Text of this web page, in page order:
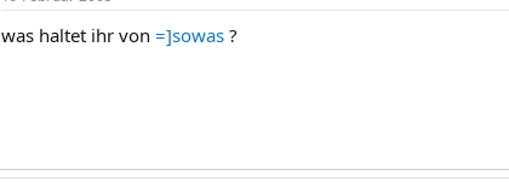
was haltet ihr von =]sowas ?